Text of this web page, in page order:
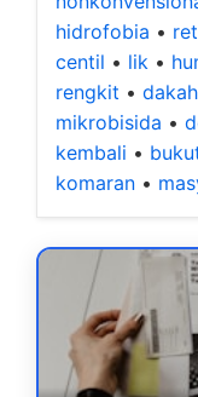
hidrofobia •
centil • lik •
rengkit • dakah
mikrobisida •
kembali •
komaran •